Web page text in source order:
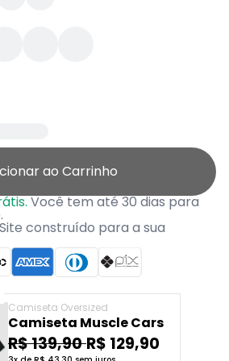
ao Carrinho
Você tem até 30 dias para
Site construído para a sua
Camiseta Oversized
Camiseta Muscle Cars
R$ 139,90 R$ 129,90